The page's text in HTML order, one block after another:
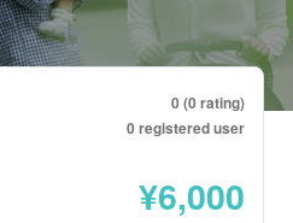
0 (0 rating)
0 registered user
¥6,000